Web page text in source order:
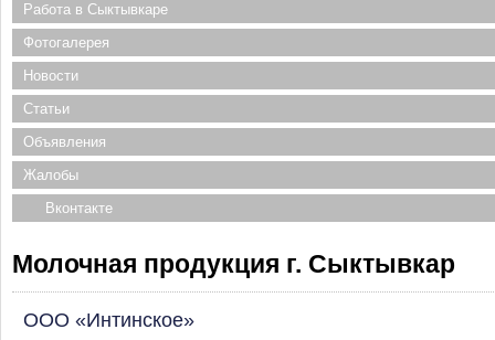
Работа в Сыктывкаре
Фотогалерея
Новости
Статьи
Объявления
Жалобы
Вконтакте
Молочная продукция г. Сыктывкар
ООО «Интинское»